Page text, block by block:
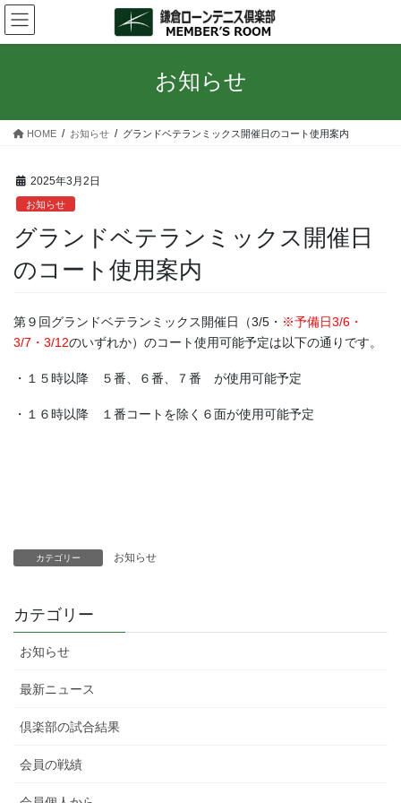
コ
ン
テ
ス
ナ
ビ
ゲ
ン
お知らせ
HOME お知らせ グランドベテランミックス開催日のコート使用案内
2025年3月2日
お知らせ
グランドベテランミックス開催日
のコート使用案内
第９回グランドベテランミックス開催日（3/5・ ※予備日3/6・
3/7・3/12のいずれか）のコート使用可能予定は以下の通りです。
・１５時以降 ５番、６番、７番 が使用可能予定
・１６時以降 １番コートを除く６面が使用可能予定
カテゴリー お知らせ
カテゴリー
お知らせ
最新ニュース
倶楽部の試合結果
会員の戦績